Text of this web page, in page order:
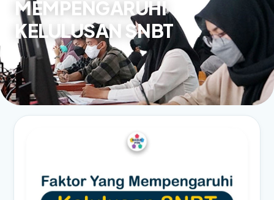
MEMPENGARUHI
KELULUSAN SNBT